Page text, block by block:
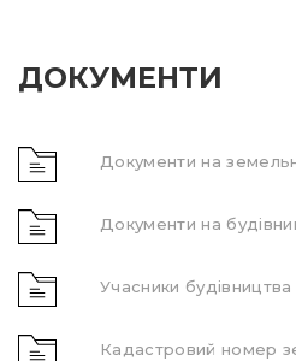
ДОКУМЕНТИ
Документи на
Документи на
Учасники будівництва
Кадастровий номер